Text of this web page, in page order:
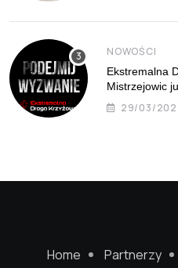
NOWOŚCI
Ekstremalna
Mistrzejowic
29/03/
Home Partnerzy